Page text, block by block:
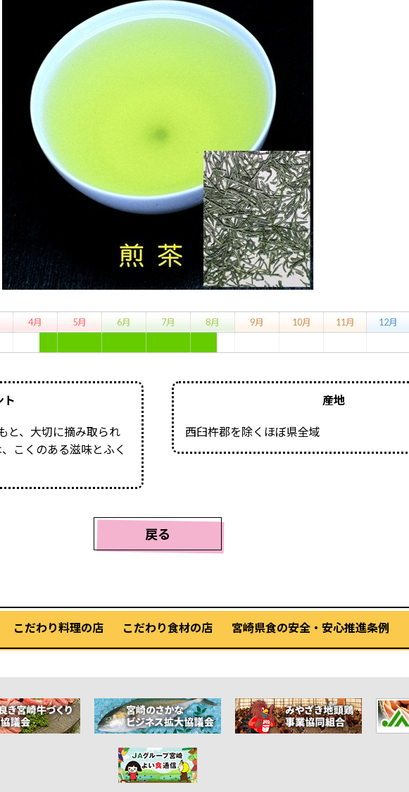
4月 5月 6月 7月 8月 9月 10月 11月 12月
ト
と、大切に摘み取られ
こくのある滋味とふく
産地
西臼杵郡を除くほぼ県全域
戻る
こだわり料理の店 こだわり食材の店 宮崎県食の安全・安心推進条例